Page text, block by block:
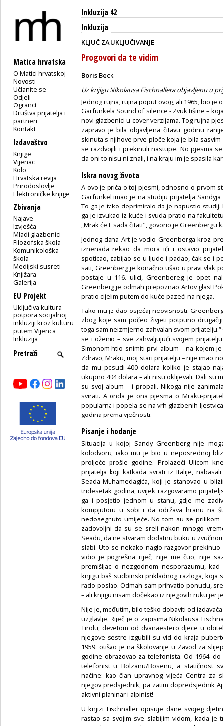
Matica hrvatska
O Matici hrvatskoj
Novosti
Učlanite se
Odjeli
Ogranci
Društva prijatelja i
partneri
Kontakt
Izdavaštvo
Knjige
Vijenac
Kolo
Hrvatska revija
Prirodoslovlje
Elektroničke knjige
Zbivanja
Najave
Izvješća
Mladi glazbenici
Filozofska škola
Komunikološka
škola
Medijski susreti
Knjižara
Galerija
EU Projekt
Uključiva kultura -
potpora socijalnoj
inkluziji kroz kulturu
putem Vijenca
Inkluzija
Inkluzija 42
Inkluzija
KLJUČ ZA UKLJUČIVANJE
Progovori da te vidim
Boris Beck
Uz knjigu Nikolausa Fischnallera objavljenu u
Jednog rujna, rujna poput ovog, ali 1965, bio je
Garfunkela Sound of silence - Zvuk tišine –
novi glazbenici u cover verzijama. Tog rujna
zapravo je bila objavljena čitavu godinu
skinuta s njihove prve ploče koja je bila
se razdvojili i prekinuli nastupe. No pjesma
da oni to nisu ni znali, i na kraju im je spasila
Iskra novog života
A ovo je priča o toj pjesmi, odnosno o prvom
Garfunkel imao je na studiju prijatelja
To ga je tako deprimiralo da je napustio
ga je izvukao iz kuće i svuda pratio na
„Mrak će ti sada čitati", govorio je Greenbergu
Jednog dana Art je vodio Greenberga kroz
iznenada rekao da mora ići i ostavio
spoticao, zabijao se u ljude i padao, čak se i
sati, Greenberg je konačno ušao u pravi vlak
postaje u 116. ulici, Greenbereg je opet
Greenberg je odmah prepoznao Artov glas!
pratio cijelim putem do kuće pazeći na njega.
Tako mu je dao osjećaj neovisnosti.
zbog koje sam počeo živjeti potpuno
toga sam neizmjerno zahvalan svom
se i oženio – sve zahvaljujući svojem
Simonom htio snimiti prvi album – na kojem
Zdravo, Mraku, moj stari prijatelju – nije imao
da mu posudi 400 dolara koliko je stajao
ukupno 404 dolara – ali nisu oklijevali. Dali su
su svoj album – i propali. Nikoga nije
svirati. A onda je ona pjesma o Mraku-
popularna i popela se na vrh glazbenih
godina prema vječnosti.
Pisanje i hodanje
Situacija u kojoj Sandy Greenberg nije
kolodvoru, iako mu je bio u neposrednoj
proljeće prošle godine. Prolazeći Ulicom
prijatelja koji katkada svrati iz Italije,
Seada Muhamedagića, koji je stanovao u
tridesetak godina, uvijek razgovaramo
ga i posjetio jednom u stanu, gdje me
kompjutoru u sobi i da održava hranu na
nedosegnuto umijeće. No tom su se prilikom
zadovoljni da su se sreli nakon mnogo
Seadu, da ne stvaram dodatnu buku u
slabi. Uto se nekako naglo razgovor
vidio je pogrešna riječ; nije me čuo, nije
premišljao o nezgodnom nesporazumu,
knjigu baš sudbinski prikladnog razloga, koja
rado poslao. Odmah sam prihvatio ponudu,
– ali knjigu nisam dočekao iz njegovih ruku jer
Nije je, međutim, bilo teško dobaviti od
uzglavlje. Riječ je o zapisima Nikolausa
Tirolu, devetom od dvanaestero djece u
njegove sestre izgubili su vid do kraja
1959. otišao je na školovanje u Zavod za
godine obrazovao za telefonista. Od 1964.
telefonist u Bolzanu/Bosenu, a statičnost
načine: kao član upravnog vijeća Centra za
njegov predsjednik, pa zatim dopredsjednik
aktivni planinar i alpinist!
U knjizi Fischnaller opisuje dane svojeg
rastao sa svojim sve slabijim vidom, kada je